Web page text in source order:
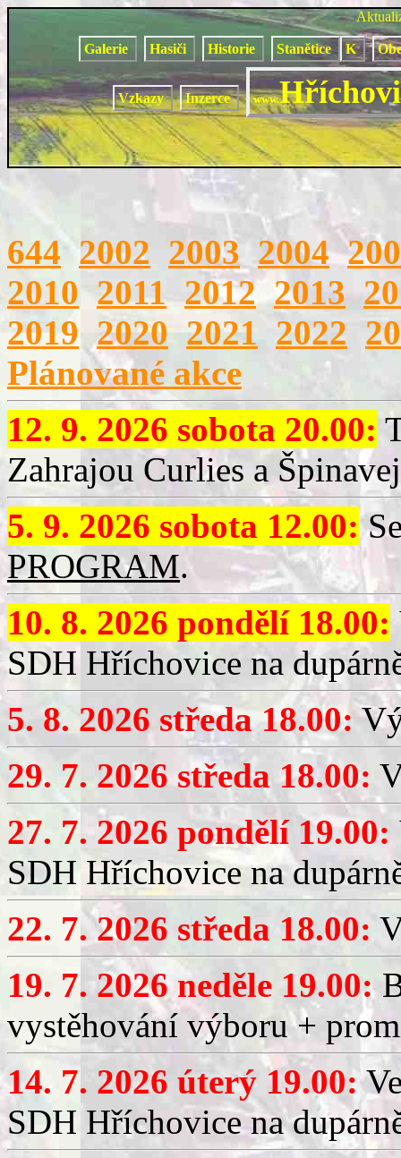
Galerie Hasiči Historie Stanětice K
Vzkazy Inzerce www.
644 2002 2003 2004
2010 2011 2012 2013
2019 2020 2021 2022
Plánované akce
12. 9. 2026 sobota 20.00:
Zahrajou Curlies a
5. 9. 2026 sobota 12.00:
PROGRAM.
10. 8. 2026 pondělí 18.00:
SDH Hříchovice na
5. 8. 2026 středa 18.00:
29. 7. 2026 středa 18.00:
27. 7. 2026 pondělí 19.00:
SDH Hříchovice na
22. 7. 2026 středa 18.00:
19. 7. 2026 neděle 19.00:
vystěhování výboru +
14. 7. 2026 úterý 19.00:
SDH Hříchovice na